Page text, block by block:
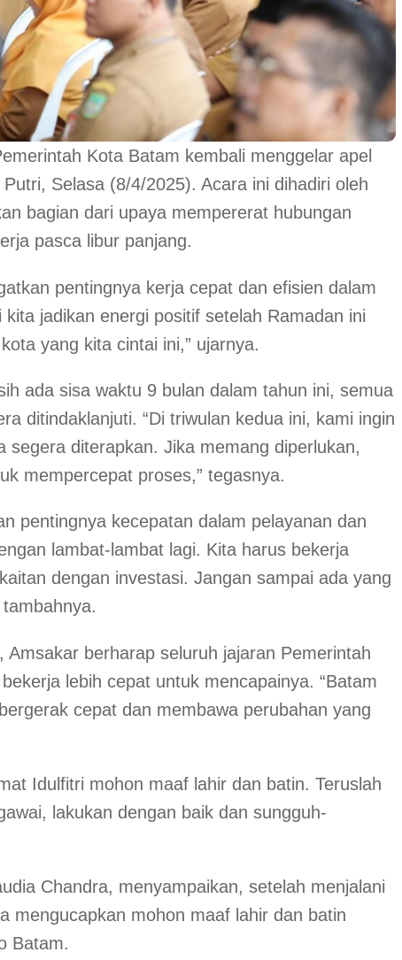
Kota Batam kembali menggelar apel
Selasa (8/4/2025). Acara ini dihadiri oleh
bagian dari upaya mempererat hubungan
pasca libur panjang.
pentingnya kerja cepat dan efisien dalam
jadikan energi positif setelah Ramadan ini
yang kita cintai ini,” ujarnya.
ada sisa waktu 9 bulan dalam tahun ini, semua
ditindaklanjuti. “Di triwulan kedua ini, kami ingin
diterapkan. Jika memang diperlukan,
mempercepat proses,” tegasnya.
pentingnya kecepatan dalam pelayanan dan
lambat-lambat lagi. Kita harus bekerja
dengan investasi. Jangan sampai ada yang
berharap seluruh jajaran Pemerintah
lebih cepat untuk mencapainya. “Batam
cepat dan membawa perubahan yang
Idulfitri mohon maaf lahir dan batin. Teruslah
lakukan dengan baik dan sungguh-
Chandra, menyampaikan, setelah menjalani
mengucapkan mohon maaf lahir dan batin
Batam.